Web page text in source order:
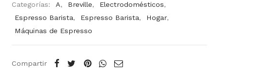
Categorías:
A, Breville, Electrodomésticos,
Espresso Barista, Espresso Barista, Hogar,
Máquinas de Espresso
Compartir